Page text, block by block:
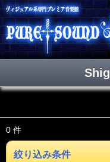
0 件
絞り込み条件